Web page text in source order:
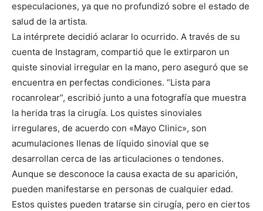
especulaciones, ya que no profundizó sobre el estado de
salud de la artista.
La intérprete decidió aclarar lo ocurrido. A través de su
cuenta de Instagram, compartió que le extirparon un
quiste sinovial irregular en la mano, pero aseguró que se
encuentra en perfectas condiciones. “Lista para
rocanrolear”, escribió junto a una fotografía que muestra
la herida tras la cirugía. Los quistes sinoviales
irregulares, de acuerdo con «Mayo Clinic», son
acumulaciones llenas de líquido sinovial que se
desarrollan cerca de las articulaciones o tendones.
Aunque se desconoce la causa exacta de su aparición,
pueden manifestarse en personas de cualquier edad.
Estos quistes pueden tratarse sin cirugía, pero en ciertos